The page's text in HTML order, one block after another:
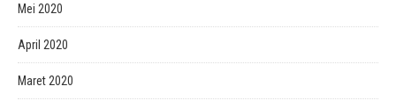
Mei 2020
April 2020
Maret 2020